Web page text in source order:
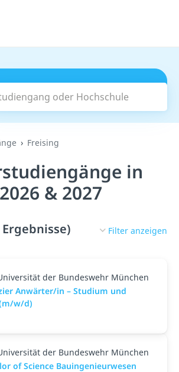
oder Hochschule
Suchen
Freising
in
& 2027
Filter anzeigen
der Bundeswehr München
Anwärter/in – Studium und
w/d)
der Bundeswehr München
of Science Bauingenieurwesen